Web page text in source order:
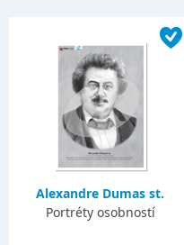
Alexandre Dumas st.
Portréty osobností